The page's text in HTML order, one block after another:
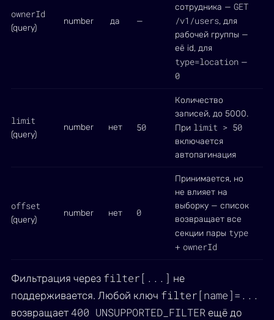
ownerId
(query)
number да —
сотрудника — GET
/v1/users, для
рабочей группы —
её id, для
type=location —
0
limit
(query)
number нет 50
Количество
записей, до 5000.
При limit > 50
включается
автопагинация
offset
(query)
number нет 0
Принимается, но
не влияет на
выборку — список
возвращает все
секции пары type
+ ownerId
Фильтрация через filter[...] не
поддерживается. Любой ключ filter[name]=...
возвращает400 UNSUPPORTED_FILTER ещё до